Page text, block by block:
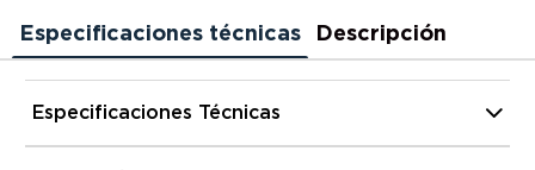
Especificaciones técnicas Descripción
Especificaciones Técnicas